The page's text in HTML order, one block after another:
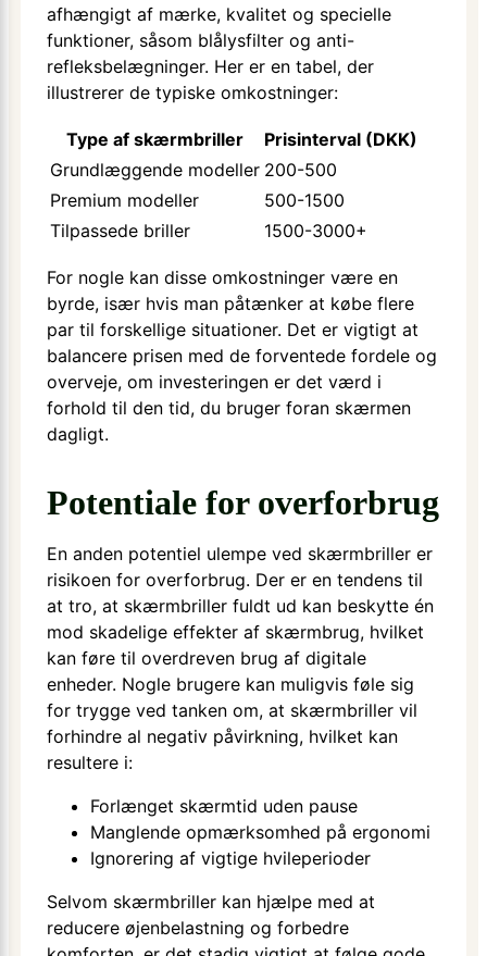
afhængigt af mærke, kvalitet og specielle
funktioner, såsom blålysfilter og anti-
refleksbelægninger. Her er en tabel, der
illustrerer de typiske omkostninger:
Type af skærmbriller
Prisinterval (DKK)
Grundlæggende modeller 200-500
Premium modeller
500-1500
Tilpassede briller
1500-3000+
For nogle kan disse omkostninger være en
byrde, især hvis man påtænker at købe flere
par til forskellige situationer. Det er vigtigt at
balancere prisen med de forventede fordele og
overveje, om investeringen er det værd i
forhold til den tid, du bruger foran skærmen
dagligt.
Potentiale for overforbrug
En anden potentiel ulempe ved skærmbriller er
risikoen for overforbrug. Der er en tendens til
at tro, at skærmbriller fuldt ud kan beskytte én
mod skadelige effekter af skærmbrug, hvilket
kan føre til overdreven brug af digitale
enheder. Nogle brugere kan muligvis føle sig
for trygge ved tanken om, at skærmbriller vil
forhindre al negativ påvirkning, hvilket kan
resultere i:
Forlænget skærmtid uden pause
Manglende opmærksomhed på ergonomi
Ignorering af vigtige hvileperioder
Selvom skærmbriller kan hjælpe med at
reducere øjenbelastning og forbedre